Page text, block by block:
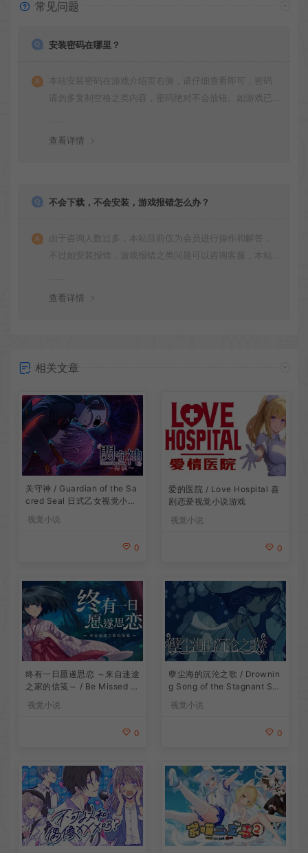
常见问题
安装密码在哪里？
本站安装密码在游戏介绍页右侧，请仔细查看即可，密码
请勿多复制空格之类内容，密码绝对不会放错。如游戏已
查看详情
不会下载，不会安装，游戏报错怎么办？
由于咨询人数过多，本站目前仅为会员进行操作和解答，
不过如安装报错，游戏报错之类问题可以咨询客服，本站
查看详情
相关文章
关守神 / Guardian of the Sa
cred Seal 日式乙女视觉小说
游戏
视觉小说
0
爱的医院 / Love Hospital 喜
剧恋爱视觉小说游戏
视觉小说
0
终有一日愿遂思恋 ～来自迷途
之家的信笺～ / Be Missed a
nd Remembered The Letter
from Mayoiga 卡通视觉小说
视觉小说
0
孽尘海的沉沦之歌 / Drownin
g Song of the Stagnant Sea
暗黑童话视觉小说游戏
视觉小说
0